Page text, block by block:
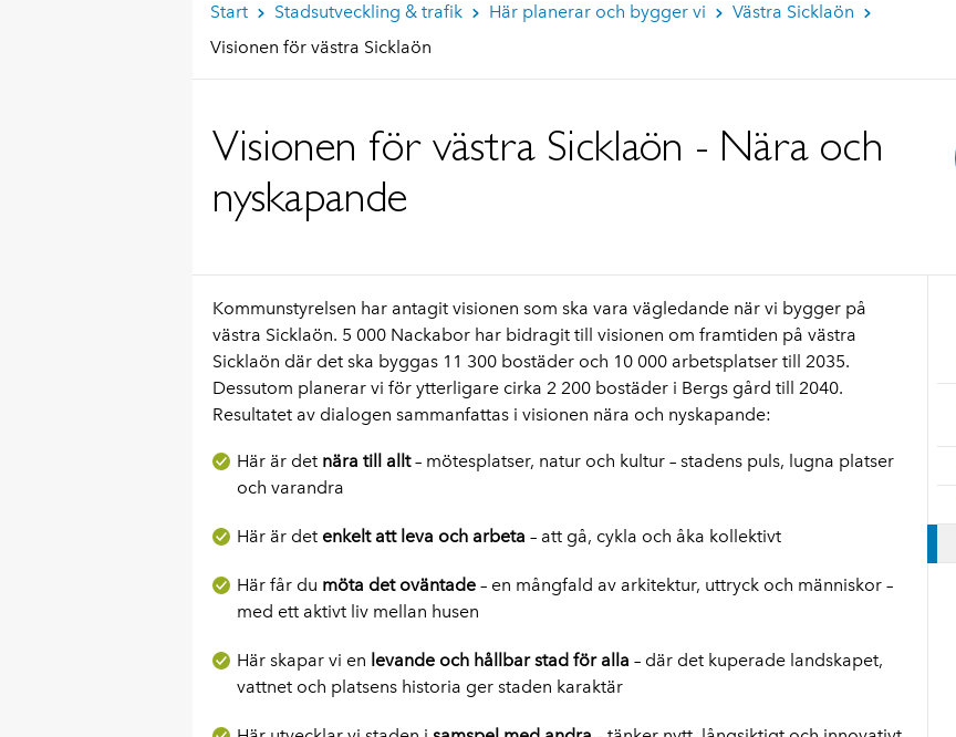
Start Stadsutveckling & trafik Här planerar och bygger vi
Västra Sicklaön
Visionen för västra Sicklaön
Visionen för västra Sicklaön - Nära och
nyskapande
Kommunstyrelsen har antagit visionen som ska vara vägledande när vi bygger på
västra Sicklaön. 5 000 Nackabor har bidragit till visionen om framtiden på västra
Sicklaön där det ska byggas 11 300 bostäder och 10 000 arbetsplatser till 2035.
Dessutom planerar vi för ytterligare cirka 2 200 bostäder i Bergs gård till 2040.
Resultatet av dialogen sammanfattas i visionen nära och nyskapande:
Här är det nära till allt– mötesplatser, natur och kultur – stadens puls, lugna platser
och varandra
Här är det enkelt att leva och arbeta – att gå, cykla och åka kollektivt
Här får du möta det oväntade– en mångfald av arkitektur, uttryck och människor –
med ett aktivt liv mellan husen
Här skapar vi en levande och hållbar stad för alla – där det kuperade landskapet,
vattnet och platsens historia ger staden karaktär